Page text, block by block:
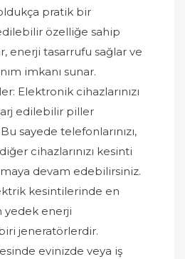
pratik bir
özelliğe sahip
enerji tasarrufu sağlar ve
imkanı sunar.
Elektronik cihazlarınızı
edilebilir piller
sayede telefonlarınızı,
cihazlarınızı kesinti
devam edebilirsiniz.
kesintilerinde en
yedek enerji
jeneratörlerdir.
evinizde veya iş